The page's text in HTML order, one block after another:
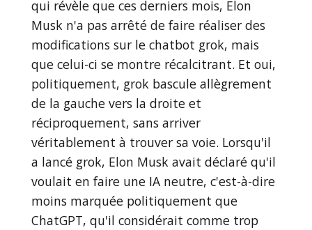
qui révèle que ces derniers mois, Elon
Musk n'a pas arrêté de faire réaliser des
modifications sur le chatbot grok, mais
que celui-ci se montre récalcitrant. Et oui,
politiquement, grok bascule allègrement
de la gauche vers la droite et
réciproquement, sans arriver
véritablement à trouver sa voie. Lorsqu'il
a lancé grok, Elon Musk avait déclaré qu'il
voulait en faire une IA neutre, c'est-à-dire
moins marquée politiquement que
ChatGPT, qu'il considérait comme trop